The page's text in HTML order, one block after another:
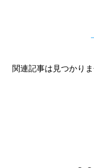
関連記事は見つかりま